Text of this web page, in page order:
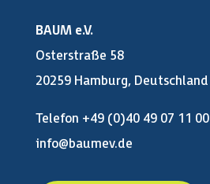
BAUM e.V.
Osterstraße 58
20259 Hamburg, Deutschland
Telefon +49 (0)40 49 07 11 00
info@baumev.de